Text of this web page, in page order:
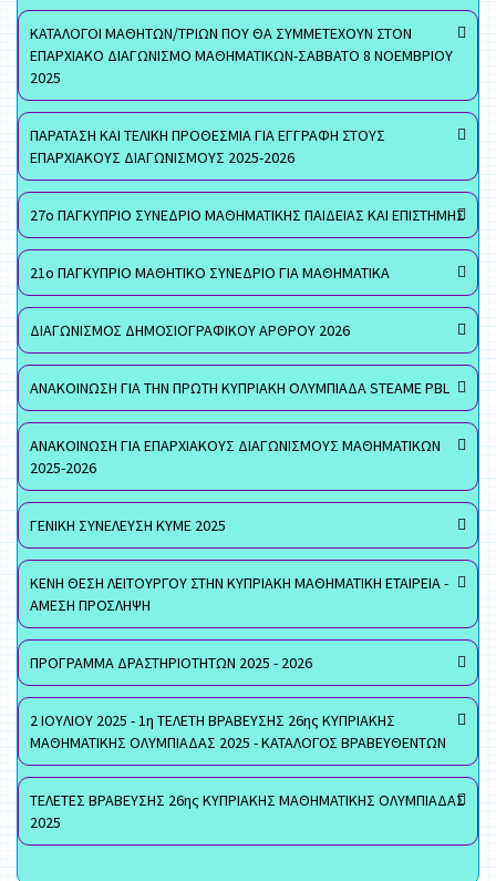
ΚΑΤΑΛΟΓΟΙ ΜΑΘΗΤΩΝ/ΤΡΙΩΝ ΠΟΥ ΘΑ ΣΥΜΜΕΤΕΧΟΥΝ ΣΤΟΝ
ΕΠΑΡΧΙΑΚΟ ΔΙΑΓΩΝΙΣΜΟ ΜΑΘΗΜΑΤΙΚΩΝ-ΣΑΒΒΑΤΟ 8 ΝΟΕΜΒΡΙΟΥ
2025
ΠΑΡΑΤΑΣΗ ΚΑΙ ΤΕΛΙΚΗ ΠΡΟΘΕΣΜΙΑ ΓΙΑ ΕΓΓΡΑΦΗ ΣΤΟΥΣ
ΕΠΑΡΧΙΑΚΟΥΣ ΔΙΑΓΩΝΙΣΜΟΥΣ 2025-2026
27ο ΠΑΓΚΥΠΡΙΟ ΣΥΝΕΔΡΙΟ ΜΑΘΗΜΑΤΙΚΗΣ ΠΑΙΔΕΙΑΣ ΚΑΙ ΕΠΙΣΤΗΜΗΣ
21ο ΠΑΓΚΥΠΡΙΟ ΜΑΘΗΤΙΚΟ ΣΥΝΕΔΡΙΟ ΓΙΑ ΜΑΘΗΜΑΤΙΚΑ
ΔΙΑΓΩΝΙΣΜΟΣ ΔΗΜΟΣΙΟΓΡΑΦΙΚΟΥ ΑΡΘΡΟΥ 2026
ΑΝΑΚΟΙΝΩΣΗ ΓΙΑ ΤΗΝ ΠΡΩΤΗ ΚΥΠΡΙΑΚΗ ΟΛΥΜΠΙΑΔΑ STEAME PBL
ΑΝΑΚΟΙΝΩΣΗ ΓΙΑ ΕΠΑΡΧΙΑΚΟΥΣ ΔΙΑΓΩΝΙΣΜΟΥΣ ΜΑΘΗΜΑΤΙΚΩΝ
2025-2026
ΓΕΝΙΚΗ ΣΥΝΕΛΕΥΣΗ ΚΥΜΕ 2025
ΚΕΝΗ ΘΕΣΗ ΛΕΙΤΟΥΡΓΟΥ ΣΤΗΝ ΚΥΠΡΙΑΚΗ ΜΑΘΗΜΑΤΙΚΗ ΕΤΑΙΡΕΙΑ -
ΑΜΕΣΗ ΠΡΟΣΛΗΨΗ
ΠΡΟΓΡΑΜΜΑ ΔΡΑΣΤΗΡΙΟΤΗΤΩΝ 2025 - 2026
2 ΙΟΥΛΙΟΥ 2025 - 1η ΤΕΛΕΤΗ ΒΡΑΒΕΥΣΗΣ 26ης ΚΥΠΡΙΑΚΗΣ
ΜΑΘΗΜΑΤΙΚΗΣ ΟΛΥΜΠΙΑΔΑΣ 2025 - ΚΑΤΑΛΟΓΟΣ ΒΡΑΒΕΥΘΕΝΤΩΝ
ΤΕΛΕΤΕΣ ΒΡΑΒΕΥΣΗΣ 26ης ΚΥΠΡΙΑΚΗΣ ΜΑΘΗΜΑΤΙΚΗΣ ΟΛΥΜΠΙΑΔΑΣ
2025